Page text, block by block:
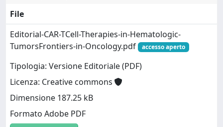
File
Editorial-CAR-TCell-Therapies-in-Hematologic-
TumorsFrontiers-in-Oncology.pdf
accesso aperto
Tipologia: Versione Editoriale (PDF)
Licenza: Creative commons
Dimensione 187.25 kB
Formato Adobe PDF